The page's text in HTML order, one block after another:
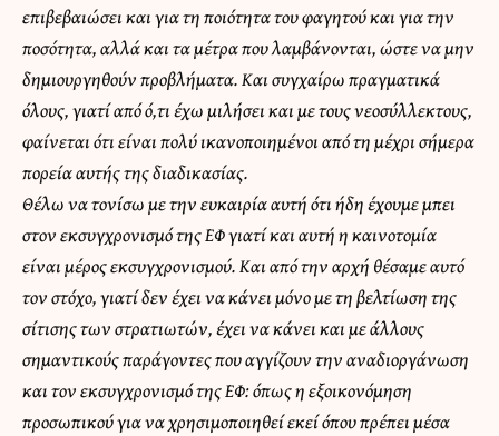
επιβεβαιώσει και για τη ποιότητα του φαγητού και για την
ποσότητα, αλλά και τα μέτρα που λαμβάνονται, ώστε να μην
δημιουργηθούν προβλήματα. Και συγχαίρω πραγματικά
όλους, γιατί από ό,τι έχω μιλήσει και με τους νεοσύλλεκτους,
φαίνεται ότι είναι πολύ ικανοποιημένοι από τη μέχρι σήμερα
πορεία αυτής της διαδικασίας.
Θέλω να τονίσω με την ευκαιρία αυτή ότι ήδη έχουμε μπει
στον εκσυγχρονισμό της ΕΦ γιατί και αυτή η καινοτομία
είναι μέρος εκσυγχρονισμού. Και από την αρχή θέσαμε αυτό
τον στόχο, γιατί δεν έχει να κάνει μόνο με τη βελτίωση της
σίτισης των στρατιωτών, έχει να κάνει και με άλλους
σημαντικούς παράγοντες που αγγίζουν την αναδιοργάνωση
και τον εκσυγχρονισμό της ΕΦ: όπως η εξοικονόμηση
προσωπικού για να χρησιμοποιηθεί εκεί όπου πρέπει μέσα